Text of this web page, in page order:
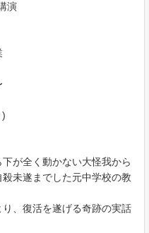
演
)
が全く動かない大怪我から
殺未遂までした元中学校の教
、復活を遂げる奇跡の実話